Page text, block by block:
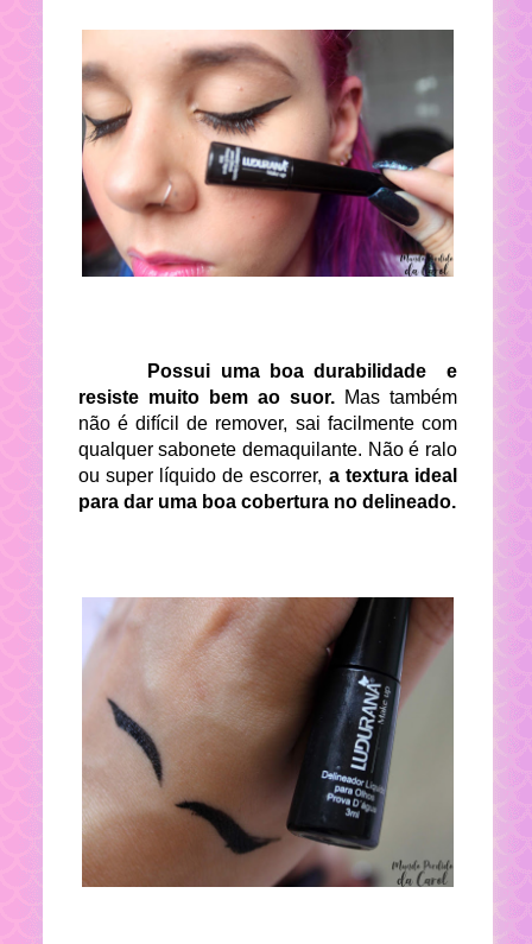
Possui uma boa durabilidade e
resiste muito bem ao suor. Mas também
não é difícil de remover, sai facilmente com
qualquer sabonete demaquilante. Não é ralo
ou super líquido de escorrer, a textura ideal
para dar uma boa cobertura no delineado.